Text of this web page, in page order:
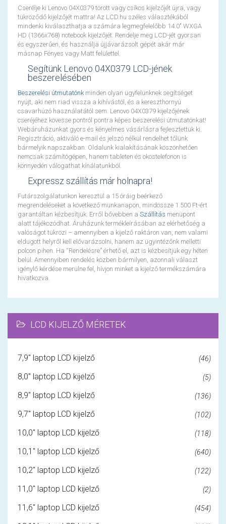
Cserélje ki Lenovo 04X0379 törött vagy csíkos kijelzőjét újra, vagy
tükröződő kijelzőjét mattra! Az LCD.hu széles választékából
mindenki kiválaszthatja a számára legmegfelelőbb 14.0" WXGA
HD (1366x768) notebook kijelzőjét. Rendelje meg LCD-jét gyorsan
és egyszerűen, és használja újjávarázsolt gépét akár már
másnap Fényes vagy Matt felülettel.
Segítünk Lenovo 04X0379 LCD-jének
beszerelésében
Beszerelési útmutatónkminden olyan ügyfelünknek segítséget
nyújt, aki nem riad vissza a kihívástól, és a kereszthornyú
csavarhúzó használatától sem. Lenovo 04X0379 kijelzőjének
cseréjéhez kövesse pontról pontra képes beszerelési útmutatónkat!
Webáruházunkat gyors és kényelmes vásárlásra fejlesztettük ki.
Regisztráció, aktiváló e-mail és jelszó nélkül rendelhet tőlünk
bármelyik napszakban. Oldalunk kialakításának köszönhetően
nemcsak számítógépen, hanem tableten és okostelefonon is
könnyedén válogathat kínálatunkból.
Expressz szállítás már holnapra!
Futárszolgálatunkon keresztül a 15 óráig beérkező
megrendeléseket a következő munkanapon, mindössze 1.500 Ft-ért
garantáltan kézbesítjük. Erről bővebben a Szállítás menüpont
alatt tájékozódhat. Áruházunk termékleírásában az elérhetőség a
valóságot tükrözi – amennyiben a kijelző raktáron van, nem valami
eldugott helyről kell elővarázsolni, hanem az ügyintézőnk melletti
polcon pihen. Ha “Rendelésre” érhető el, azt is kézbesítjük egy héten
belül. Amennyiben rendelés közben bármilyen, azonnali választ
igénylő kérdése merülne fel, hívjon minket a kijelző termékszámára
hivatkozva.
LCD KIJELZŐ MÉRETEK
7,9" laptop LCD kijelző (46)
8,0" laptop LCD kijelző (5)
8,9" laptop LCD kijelző (136)
9,7" laptop LCD kijelző (102)
10,0" laptop LCD kijelző (118)
10,1" laptop LCD kijelző (640)
10,2" laptop LCD kijelző (122)
11,0" laptop LCD kijelző (2)
11,6" laptop LCD kijelző (454)